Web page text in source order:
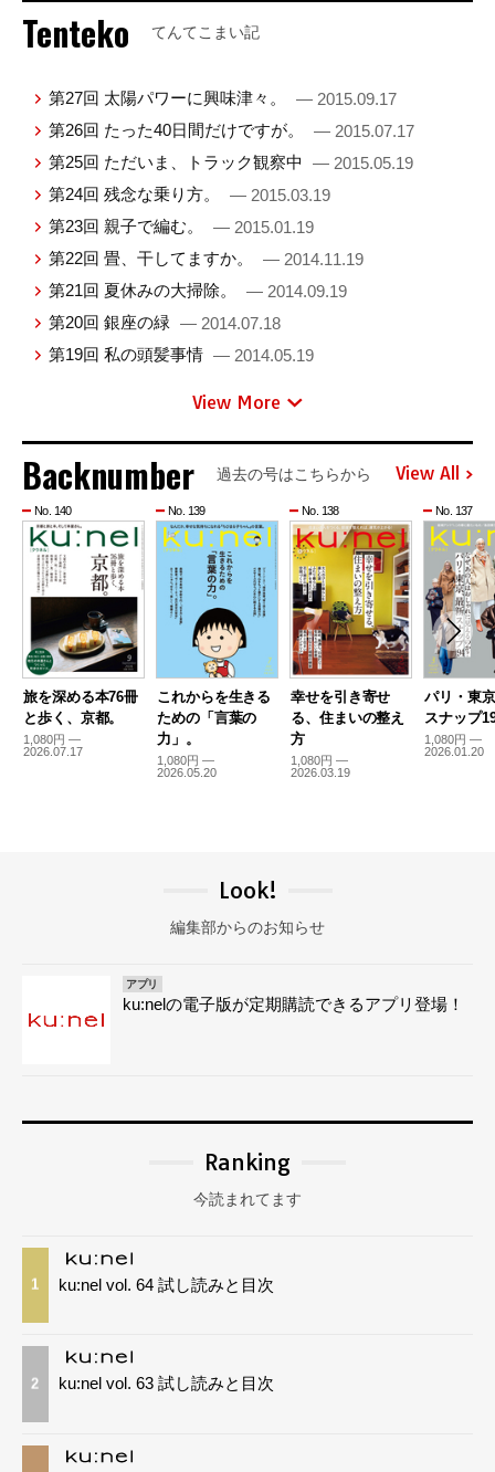
Tenteko てんてこまい記
第27回 太陽パワーに興味津々。
— 2015.09.17
第26回 たった40日間だけですが。
— 2015.07.17
第25回 ただいま、トラック観察中
— 2015.05.19
第24回 残念な乗り方。
— 2015.03.19
第23回 親子で編む。
— 2015.01.19
第22回 畳、干してますか。
— 2014.11.19
第21回 夏休みの大掃除。
— 2014.09.19
第20回 銀座の緑 — 2014.07.18
第19回 私の頭髪事情 — 2014.05.19
View More
Backnumber 過去の号はこちらから View All
No. 140
旅を深める本76冊
と歩く、京都。
1,080円 —
2026.07.17
No. 139
これからを生きる
ための「言葉の
力」。
1,080円 —
2026.05.20
No. 138
幸せを引き寄せ
る、住まいの整え
方
1,080円 —
2026.03.19
No. 137
パリ・東
スナップ
1,080円 —
2026.01.20
Look!
編集部からのお知らせ
アプリ
ku:nelの電子版が定期購読できるアプリ登場！
Ranking
今読まれてます
1 ku:nel vol. 64 試し読みと目次
2 ku:nel vol. 63 試し読みと目次